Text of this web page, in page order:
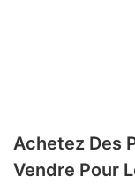
Achetez Des
Vendre Pour